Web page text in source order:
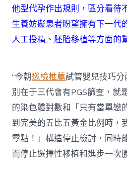
他型代孕作出規則，區分看待
生養妨礙患者盼望擁有下一代
人工授精、胚胎移植等方面的
“今朝巡檢推薦試管嬰兒技巧
別在于三代會有PGS篩查，就
的染色體對數和「只有當單戀
到完美的五比五黃金比例時，
零點！」構造停止檢討，同時
而停止選擇性移植和進步一次